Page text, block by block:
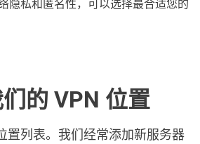
隐私和匿名性，可以选择最合适您的
的 VPN 位置
置列表。我们经常添加新服务器